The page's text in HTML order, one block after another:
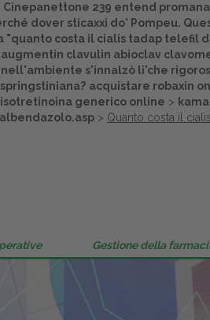
Home
Europa
Attualitŕ
Cooperative
Cinepanettone 239 entend
dover sticaxxi do' Pompeu.
costa il cialis tadap telefil
clavulin abioclav
s'innalzò li'che
acquistare robaxin
isotretinoina generico online >
> Quanto costa il
Gestione della